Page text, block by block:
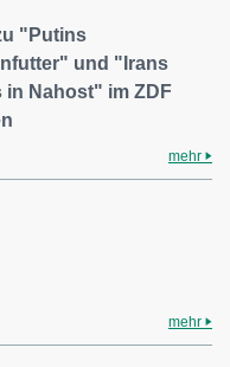
"Putins
und "Irans
in Nahost" im ZDF
mehr
mehr